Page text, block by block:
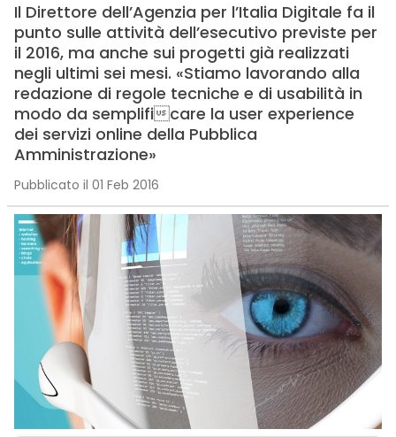
Il Direttore dell’Agenzia per l’Italia Digitale fa il
punto sulle attività dell’esecutivo previste per
il 2016, ma anche sui progetti già realizzati
negli ultimi sei mesi. «Stiamo lavorando alla
redazione di regole tecniche e di usabilità in
modo da semplificare la user experience
dei servizi online della Pubblica
Amministrazione»
Pubblicato il 01 Feb 2016